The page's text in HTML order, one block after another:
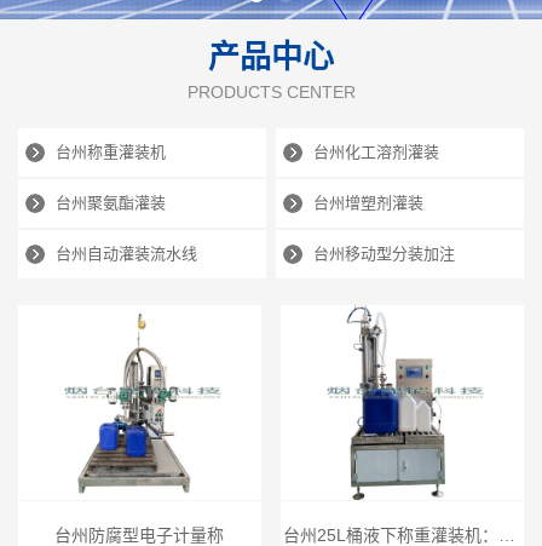
产品中心
PRODUCTS CENTER
台州称重灌装机 台州化工溶剂灌装
台州聚氨酯灌装 台州增塑剂灌装
台州自动灌装流水线 台州移动型分装加注
台州防腐型电子计量称